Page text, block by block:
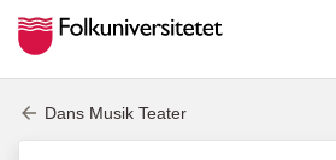
Dans Musik Teater